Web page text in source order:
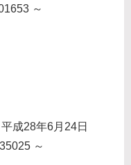
～
成28年6月24日
～